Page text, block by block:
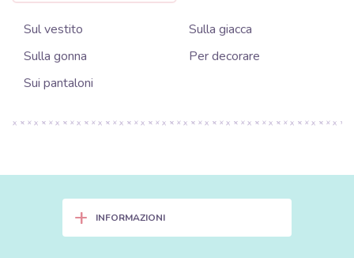
Sul vestito
Sulla giacca
Sulla gonna
Per decorare
Sui pantaloni
+ INFORMAZIONI